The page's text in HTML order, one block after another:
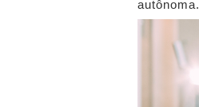
autônoma.